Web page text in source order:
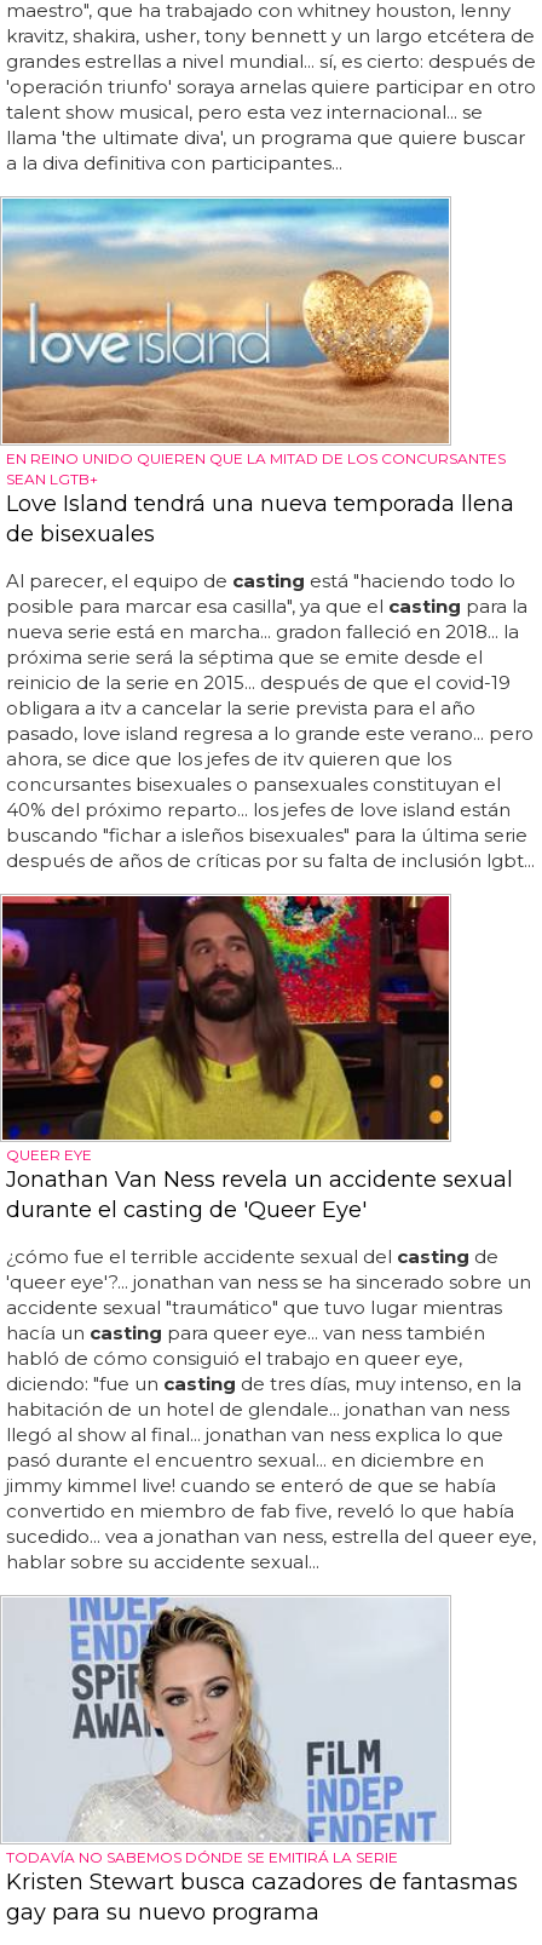
maestro", que ha trabajado con whitney houston, lenny
kravitz, shakira, usher, tony bennett y un largo etcétera de
grandes estrellas a nivel mundial... sí, es cierto: después de
'operación triunfo' soraya arnelas quiere participar en otro
talent show musical, pero esta vez internacional... se
llama 'the ultimate diva', un programa que quiere buscar
a la diva definitiva con participantes...
EN REINO UNIDO QUIEREN QUE LA MITAD DE LOS CONCURSANTES
SEAN LGTB+
Love Island tendrá una nueva temporada llena
de bisexuales
Al parecer, el equipo de casting está "haciendo todo lo
posible para marcar esa casilla", ya que el casting para la
nueva serie está en marcha... gradon falleció en 2018... la
próxima serie será la séptima que se emite desde el
reinicio de la serie en 2015... después de que el covid-19
obligara a itv a cancelar la serie prevista para el año
pasado, love island regresa a lo grande este verano... pero
ahora, se dice que los jefes de itv quieren que los
concursantes bisexuales o pansexuales constituyan el
40% del próximo reparto... los jefes de love island están
buscando "fichar a isleños bisexuales" para la última serie
después de años de críticas por su falta de inclusión lgbt...
QUEER EYE
Jonathan Van Ness revela un accidente sexual
durante el casting de 'Queer Eye'
¿cómo fue el terrible accidente sexual del casting de
'queer eye'?... jonathan van ness se ha sincerado sobre un
accidente sexual "traumático" que tuvo lugar mientras
hacía un casting para queer eye... van ness también
habló de cómo consiguió el trabajo en queer eye,
diciendo: "fue un casting de tres días, muy intenso, en la
habitación de un hotel de glendale... jonathan van ness
llegó al show al final... jonathan van ness explica lo que
pasó durante el encuentro sexual... en diciembre en
jimmy kimmel live! cuando se enteró de que se había
convertido en miembro de fab five, reveló lo que había
sucedido... vea a jonathan van ness, estrella del queer eye,
hablar sobre su accidente sexual...
TODAVÍA NO SABEMOS DÓNDE SE EMITIRÁ LA SERIE
Kristen Stewart busca cazadores de fantasmas
gay para su nuevo programa